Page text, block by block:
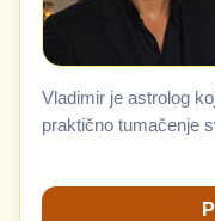
Vladimir je astrolog
praktično tumačenje